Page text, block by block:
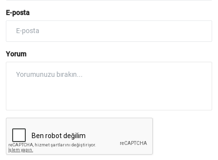
E-posta
Yorum